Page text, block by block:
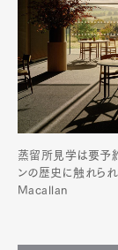
蒸留所見学は要予約
ンの歴史に触れら
Macallan